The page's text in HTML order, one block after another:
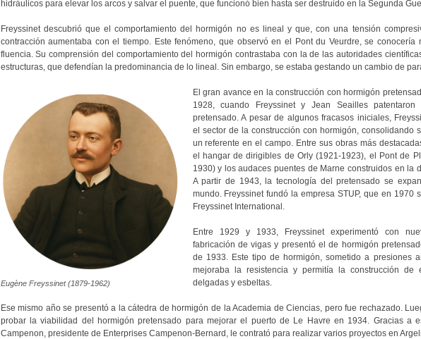
hidráulicos para elevar los arcos y salvar el puente, que funcionó bien hasta ser destruido en la Segunda
Freyssinet descubrió que el comportamiento del hormigón no es lineal y que, con una tensión
contracción aumentaba con el tiempo. Este fenómeno, que observó en el Pont du Veurdre, se conocería
fluencia. Su comprensión del comportamiento del hormigón contrastaba con la de las autoridades
estructuras, que defendían la predominancia de lo lineal. Sin embargo, se estaba gestando un cambio de
Eugène Freyssinet (1879-1962)
El gran avance en la construcción con hormigón
1928, cuando Freyssinet y Jean Seailles
pretensado. A pesar de algunos fracasos iniciales,
el sector de la construcción con hormigón, consolidando
un referente en el campo. Entre sus obras más
el hangar de dirigibles de Orly (1921-1923), el Pont de
1930) y los audaces puentes de Marne construidos en la
A partir de 1943, la tecnología del pretensado se
mundo. Freyssinet fundó la empresa STUP, que en 1970
Freyssinet International.
Entre 1929 y 1933, Freyssinet experimentó con
fabricación de vigas y presentó el de hormigón
de 1933. Este tipo de hormigón, sometido a presiones
mejoraba la resistencia y permitía la construcción de
delgadas y esbeltas.
Ese mismo año se presentó a la cátedra de hormigón de la Academia de Ciencias, pero fue rechazado.
probar la viabilidad del hormigón pretensado para mejorar el puerto de Le Havre en 1934. Gracias a
Campenon, presidente de Enterprises Campenon-Bernard, le contrató para realizar varios proyectos en